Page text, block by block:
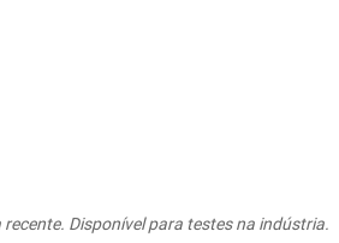
Disponível para testes na indústria.